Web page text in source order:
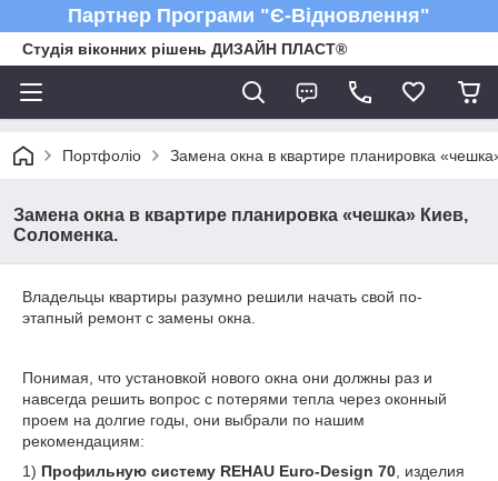
Партнер Програми "Є-Відновлення"
Студія віконних рішень ДИЗАЙН ПЛАСТ®
Портфоліо Замена окна в квартире планировка
Замена окна в квартире планировка «чешка» Киев,
Соломенка.
Владельцы квартиры разумно решили начать свой по-
этапный ремонт с замены окна.
Понимая, что установкой нового окна они должны раз и
навсегда решить вопрос с потерями тепла через оконный
проем на долгие годы, они выбрали по нашим
рекомендациям:
1) Профильную систему REHAU Euro-Design 70 , изделия